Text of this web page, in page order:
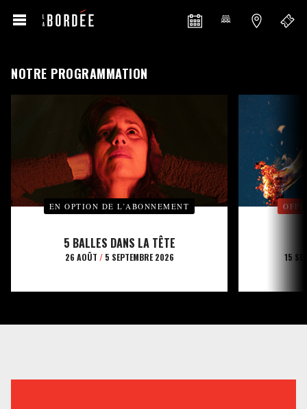
NOTRE PROGRAMMATION
EN OPTION DE L’ABONNEMENT
5 BALLES DANS LA TÊTE
26 AOÛT /5 SEPTEMBRE 2026 15